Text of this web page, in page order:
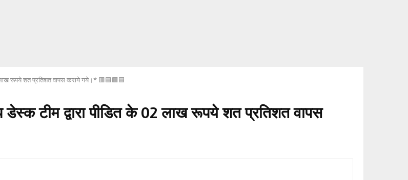
लाख रूपये शत प्रतिशत वापस कराये गये।* 🟥🟦🟥🟦
टीम द्वारा पीडित के 02 लाख रूपये शत प्रतिशत वापस